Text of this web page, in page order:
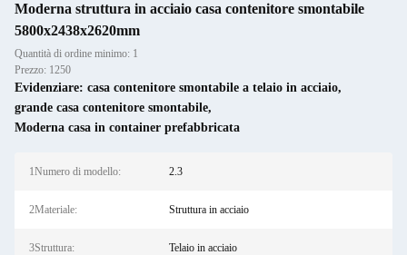
Moderna struttura in acciaio casa contenitore smontabile
5800x2438x2620mm
Quantità di ordine minimo: 1
Prezzo: 1250
Evidenziare: casa contenitore smontabile a telaio in acciaio,
grande casa contenitore smontabile,
Moderna casa in container prefabbricata
1Numero di modello: 2.3
2Materiale: Struttura in acciaio
3Struttura: Telaio in acciaio